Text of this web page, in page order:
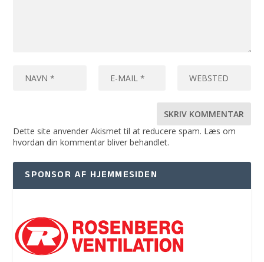
Dette site anvender Akismet til at reducere spam. Læs om
hvordan din kommentar bliver behandlet.
SPONSOR AF HJEMMESIDEN